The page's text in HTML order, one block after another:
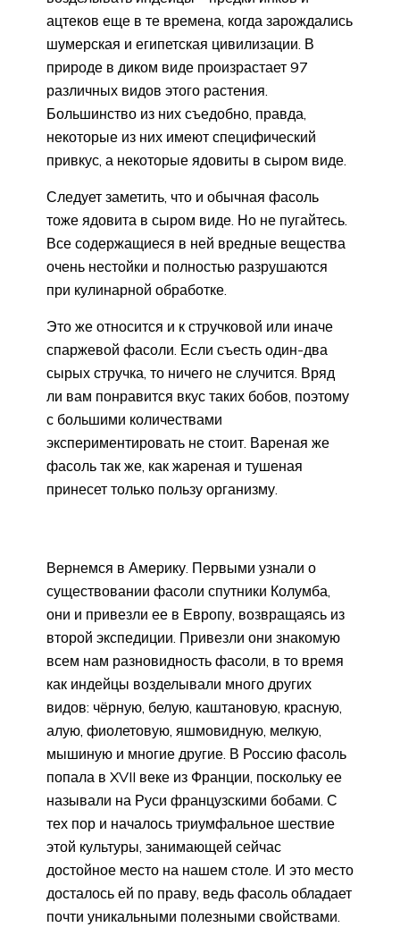
ацтеков еще в те времена, когда зарождались
шумерская и египетская цивилизации. В
природе в диком виде произрастает 97
различных видов этого растения.
Большинство из них съедобно, правда,
некоторые из них имеют специфический
привкус, а некоторые ядовиты в сыром виде.
Следует заметить, что и обычная фасоль
тоже ядовита в сыром виде. Но не пугайтесь.
Все содержащиеся в ней вредные вещества
очень нестойки и полностью разрушаются
при кулинарной обработке.
Это же относится и к стручковой или иначе
спаржевой фасоли. Если съесть один-два
сырых стручка, то ничего не случится. Вряд
ли вам понравится вкус таких бобов, поэтому
с большими количествами
экспериментировать не стоит. Вареная же
фасоль так же, как жареная и тушеная
принесет только пользу организму.
Вернемся в Америку. Первыми узнали о
существовании фасоли спутники Колумба,
они и привезли ее в Европу, возвращаясь из
второй экспедиции. Привезли они знакомую
всем нам разновидность фасоли, в то время
как индейцы возделывали много других
видов: чёрную, белую, каштановую, красную,
алую, фиолетовую, яшмовидную, мелкую,
мышиную и многие другие. В Россию фасоль
попала в XVII веке из Франции, поскольку ее
называли на Руси французскими бобами. С
тех пор и началось триумфальное шествие
этой культуры, занимающей сейчас
достойное место на нашем столе. И это место
досталось ей по праву, ведь фасоль обладает
почти уникальными полезными свойствами.